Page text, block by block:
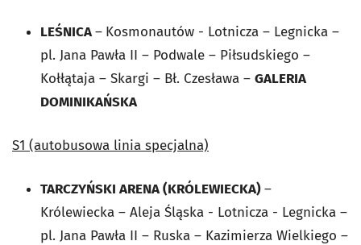
LEŚNICA– Kosmonautów - Lotnicza – Legnicka –
pl. Jana Pawła II – Podwale – Piłsudskiego –
Kołłątaja – Skargi – Bł. Czesława – GALERIA
DOMINIKAŃSKA
S1 (autobusowa linia specjalna)
TARCZYŃSKI ARENA (KRÓLEWIECKA)–
Królewiecka – Aleja Śląska - Lotnicza - Legnicka –
pl. Jana Pawła II – Ruska – Kazimierza Wielkiego –